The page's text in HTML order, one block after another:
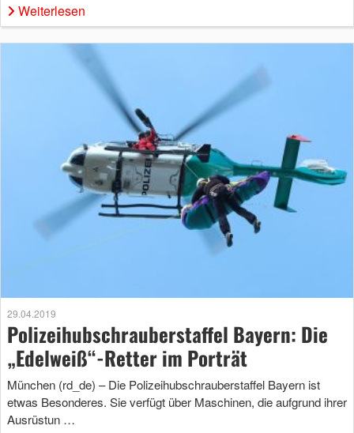
Weiterlesen
29.04.2019
Polizeihubschrauberstaffel Bayern: Die
„Edelweiß“-Retter im Porträt
München (rd_de) – Die Polizeihubschrauberstaffel Bayern ist
etwas Besonderes. Sie verfügt über Maschinen, die aufgrund ihrer
Ausrüstun …